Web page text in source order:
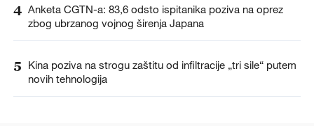
4 Anketa CGTN-a: 83,6 odsto ispitanika poziva na oprez
zbog ubrzanog vojnog širenja Japana
5
Kina poziva na strogu zaštitu od infiltracije „tri sile“ putem
novih tehnologija